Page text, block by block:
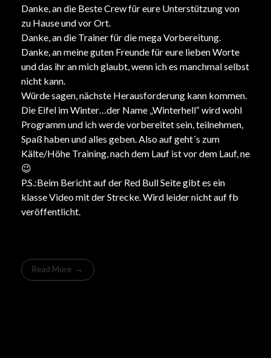
Danke, an die Beste Crew für eure Unterstützung von
zu Hause und vor Ort.
Danke, an die Trainer für die mega Vorbereitung.
Danke, an meine guten Freunde für eure lieben Worte
und das ihr an mich glaubt, wenn ich es manchmal selbst
nicht kann.
Würde sagen, nächste Herausforderung kann kommen.
Die Eifel im Winter…der Name „Winterhell“ wird wohl
Programm und ich werde vorbereitet sein, teilnehmen,
Spaß haben und alles geben. Also auf geht´s zum
Kälte/Höhe Training, nach dem Lauf ist vor dem Lauf, ne
😉
P.S.:Beim Bericht auf der Red Bull Seite gibt es ein
klasse Video mit der Strecke. Wird leider nicht auf fb
veröffentlicht.
Read More